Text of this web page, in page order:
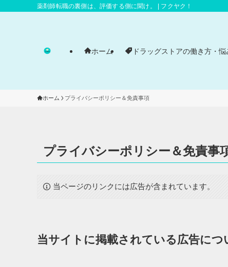
薬剤師転職の裏側は、評価する側に聞け。 | フクヤク！
ホーム ドラッグストアの働き方・悩
ホーム プライバシーポリシー＆免責事項
プライバシーポリシー＆免責事
当ページのリンクには広告が含まれています。
当サイトに掲載されている広告につ